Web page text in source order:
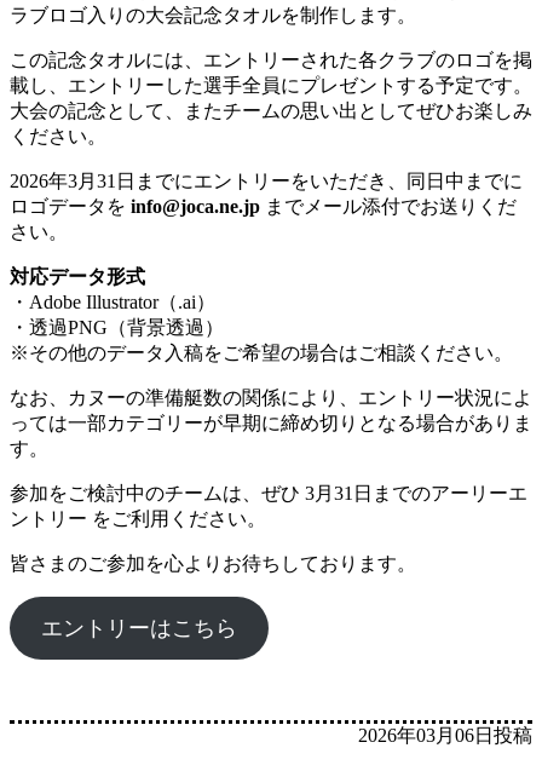
ラブロゴ入りの大会記念タオルを制作します。
この記念タオルには、エントリーされた各クラブのロゴを掲
載し、エントリーした選手全員にプレゼントする予定です。
大会の記念として、またチームの思い出としてぜひお楽しみ
ください。
2026年3月31日までにエントリーをいただき、同日中までに
ロゴデータを info@joca.ne.jp までメール添付でお送りくだ
さい。
対応データ形式
・Adobe Illustrator（.ai）
・透過PNG（背景透過）
※その他のデータ入稿をご希望の場合はご相談ください。
なお、カヌーの準備艇数の関係により、エントリー状況によ
っては一部カテゴリーが早期に締め切りとなる場合がありま
す。
参加をご検討中のチームは、ぜひ 3月31日までのアーリーエ
ントリー をご利用ください。
皆さまのご参加を心よりお待ちしております。
エントリーはこちら
2026年03月06日投稿